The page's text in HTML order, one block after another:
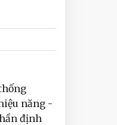
năng -
định